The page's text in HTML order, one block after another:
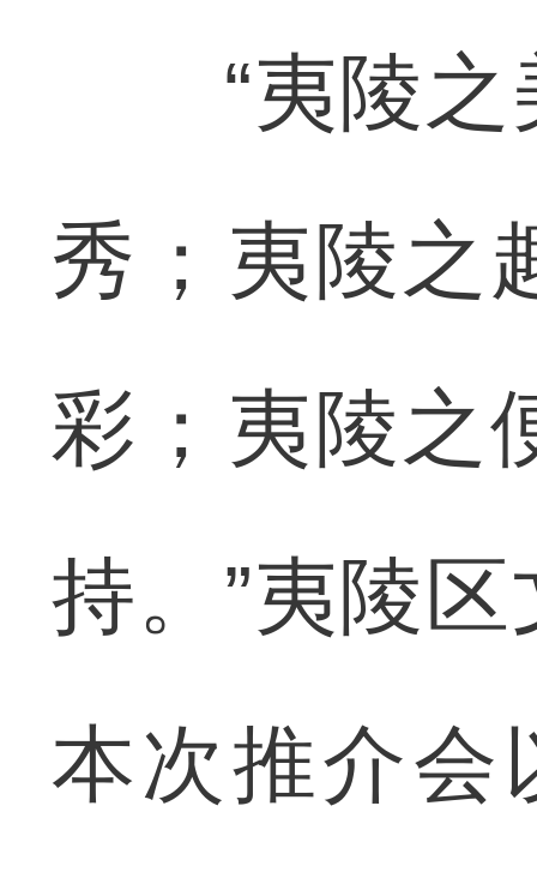
“夷陵之
秀；夷陵之
彩；夷陵之
持。”夷陵
本次推介会